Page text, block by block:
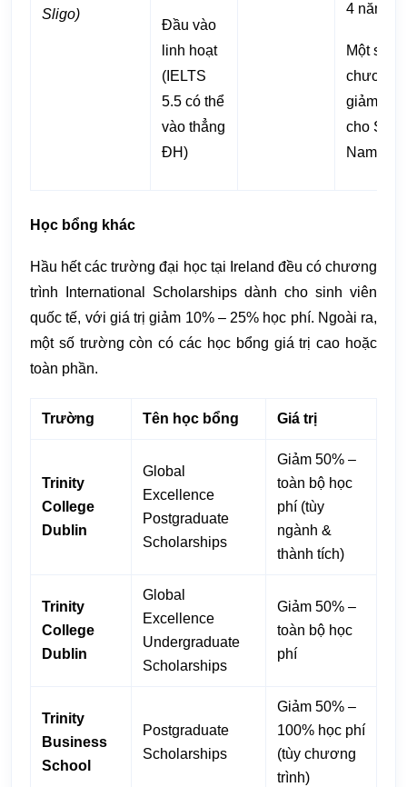
Sligo)
Đầu vào
linh hoạt
(IELTS
5.5 có thể
vào thẳng
ĐH)
4 năm
Một số
chương
giảm
cho SV
Nam
Học bổng khác
Hầu hết các trường đại học tại Ireland đều có chương
trình International Scholarships dành cho sinh viên
quốc tế, với giá trị giảm 10% – 25% học phí. Ngoài ra,
một số trường còn có các học bổng giá trị cao hoặc
toàn phần.
Trường Tên học bổng Giá trị
Trinity
College
Dublin
Global
Excellence
Postgraduate
Scholarships
Giảm 50% –
toàn bộ học
phí (tùy
ngành &
thành tích)
Trinity
College
Dublin
Global
Excellence
Undergraduate
Scholarships
Giảm 50% –
toàn bộ học
phí
Trinity
Business
School
Postgraduate
Scholarships
Giảm 50% –
100% học phí
(tùy chương
trình)